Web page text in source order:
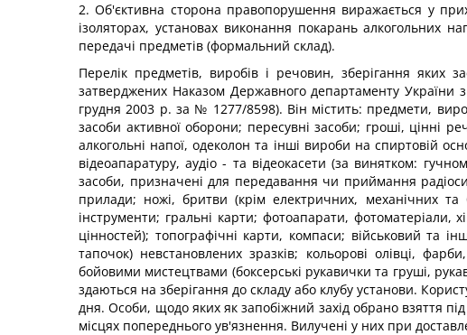
2. Об'єктивна сторона правопорушення виражається у
ізоляторах, установах виконання покарань алкогольних
передачі предметів (формальний склад).
Перелік предметів, виробів і речовин, зберігання яких
затверджених Наказом Державного департаменту України
грудня 2003 р. за № 1277/8598). Він містить: предмети,
засоби активної оборони; пересувні засоби; гроші, цінні
алкогольні напої, одеколон та інші вироби на спиртовій
відеоапаратуру, аудіо - та відеокасети (за винятком:
засоби, призначені для передавання чи приймання
прилади; ножі, бритви (крім електричних, механічних
інструменти; гральні карти; фотоапарати, фотоматеріали,
цінностей); топографічні карти, компаси; військовий та
тапочок) невстановлених зразків; кольорові олівці,
бойовими мистецтвами (боксерські рукавички та груші,
здаються на зберігання до складу або клубу установи.
дня. Особи, щодо яких як запобіжний захід обрано взяття
місцях попереднього ув'язнення. Вилучені у них при